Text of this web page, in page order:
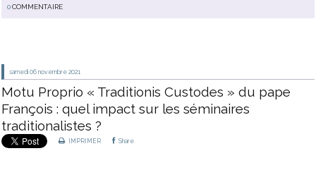
0COMMENTAIRE
samedi 06 novembre 2021
Motu Proprio « Traditionis Custodes » du pape
François : quel impact sur les séminaires
traditionalistes ?
IMPRIMER Share